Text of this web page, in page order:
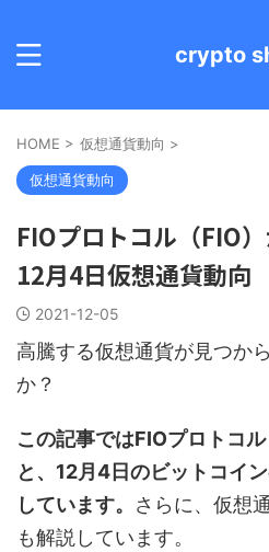
crypto
HOME > 仮想通貨動向 >
仮想通貨動向
FIOプロトコル（FIO
12月4日仮想通貨動向
2021-12-05
高騰する仮想通貨が見つか
か？
この記事ではFIOプロトコ
と、12月4日のビットコイ
しています。 さらに、仮想
も解説しています。